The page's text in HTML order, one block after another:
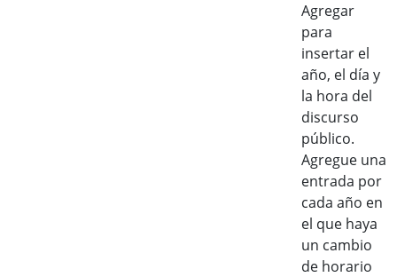
Agregar
para
insertar el
año, el día y
la hora del
discurso
público.
Agregue una
entrada por
cada año en
el que haya
un cambio
de horario